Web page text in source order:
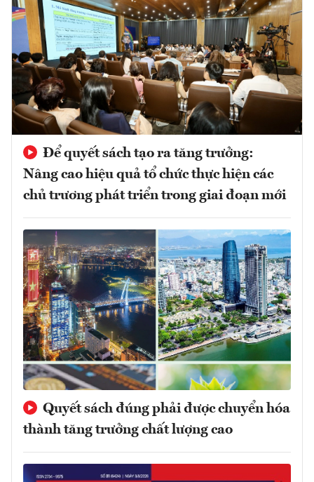
Để quyết sách tạo ra tăng trưởng:
Nâng cao hiệu quả tổ chức thực hiện các
chủ trương phát triển trong giai đoạn mới
Quyết sách đúng phải được chuyển hóa
thành tăng trưởng chất lượng cao